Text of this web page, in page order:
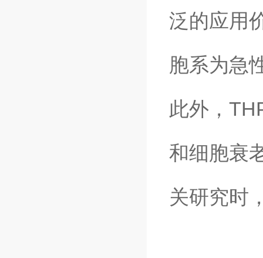
泛的应用
胞系为急
此外，
和细胞衰
关研究时